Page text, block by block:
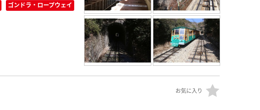
ゴンドラ・ロープウェイ
お気に入り